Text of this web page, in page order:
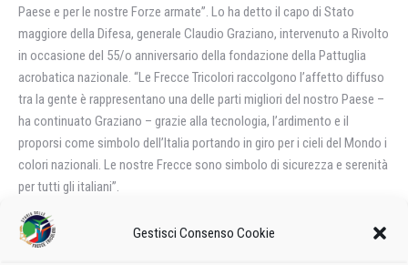
Gestisci Consenso Cookie
Paese e per le nostre Forze armate”. Lo ha detto il capo di Stato
maggiore della Difesa, generale Claudio Graziano, intervenuto a Rivolto
in occasione del 55/o anniversario della fondazione della Pattuglia
acrobatica nazionale. “Le Frecce Tricolori raccolgono l’affetto diffuso
tra la gente è rappresentano una delle parti migliori del nostro Paese –
ha continuato Graziano – grazie alla tecnologia, l’ardimento e il
proporsi come simbolo dell’Italia portando in giro per i cieli del Mondo i
colori nazionali. Le nostre Frecce sono simbolo di sicurezza e serenità
per tutti gli italiani”.
Pinotti, grande orgoglio Forze armate
“Arrivando a Rivolto ho potuto constatare che questa è anzitutto una